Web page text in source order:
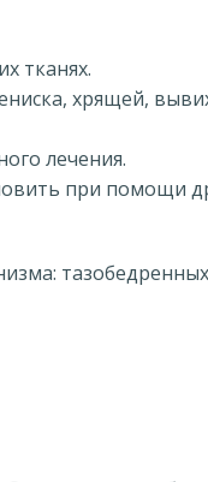
тканях.
хрящей,
лечения.
при помощи